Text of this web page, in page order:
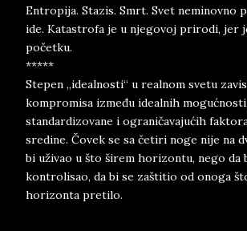
Entropija. Stazis. Smrt. Svet neminovno
ide. Katastrofa je u njegovoj prirodi, jer
početku.
*****
Stepen „idealnosti“ u realnom svetu
kompromisa između idealnih
standardizovane i ograničavajućih
sredine. Čovek se sa četiri noge nije na
bi uživao u što širem horizontu, nego da
kontrolisao, da bi se zaštitio od onoga
horizonta pretilo.